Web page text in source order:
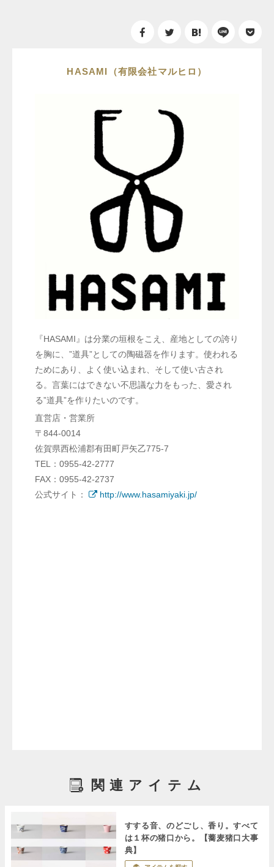
HASAMI（有限会社マルヒロ）
『HASAMI』は分業の垣根をこえ、産地としての誇り
を胸に、”道具”としての陶磁器を作ります。使われる
ためにあり、よく使い込まれ、そして使い古され
る。言葉にはできない不思議な力をもった、愛され
る”道具”を作りたいのです。
直営店・営業所
〒844-0014
佐賀県西松浦郡有田町戸矢乙775-7
TEL：0955-42-2777
FAX：0955-42-2737
公式サイト：
http://www.hasamiyaki.jp/
関連アイテム
すする音、のどごし、香り。すべて
は１杯の猪口から。【蕎麦猪口大事
典】